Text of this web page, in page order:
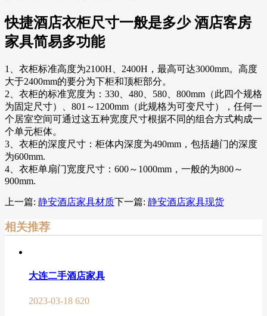
快捷酒店衣柜尺寸一般是多少 酒店客房
家具简易多功能
1、衣柜标准高度为2100H、2400H，最高可达3000mm。高度
大于2400mm的要分为下柜和顶柜部分。
2、衣柜的标准宽度为：330、480、580、800mm（此四个规格
为固定尺寸）、801～1200mm（此规格为可变尺寸），任何一
个居室空间可通过这五种宽度尺寸根据不同的组合方式构成一
个单元柜体。
3、衣柜的深度尺寸：柜体内深度为490mm，包括趟门的深度
为600mm.
4、衣柜单扇门宽度尺寸：600～1000mm，一般的为800～
900mm.
上一篇: 静安酒店家具材质下一篇: 静安酒店家具现货
相关推荐
大连二手酒店家具
2023-03-18 620